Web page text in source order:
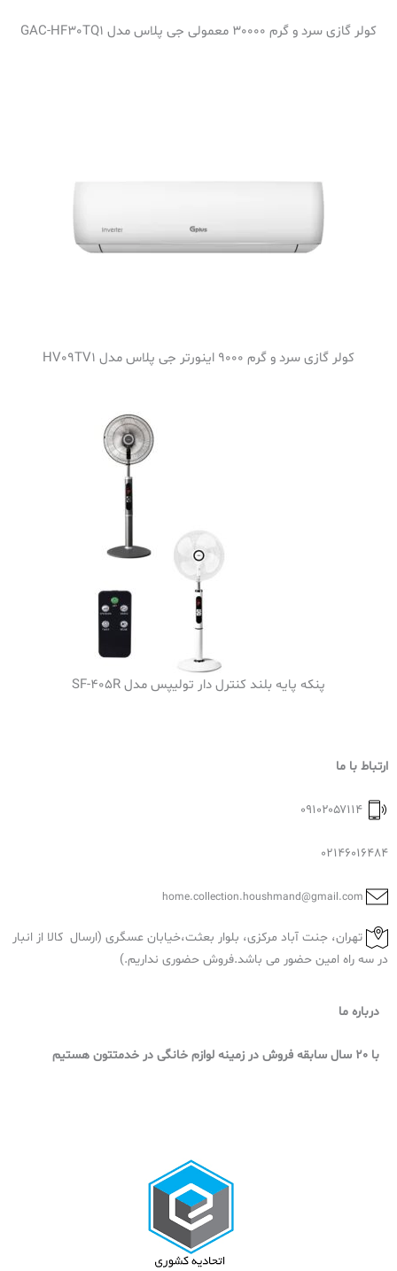
کولر گازی سرد و گرم 30000 معمولی جی پلاس مدل GAC-HF30TQ1
کولر گازی سرد و گرم 9000 اینورتر جی پلاس مدل HV09TV1
پنکه پایه بلند کنترل دار تولیپس مدل SF-405R
ارتباط با ما
02146016484
تهران، جنت آباد مرکزی، بلوار بعثت،خیابان عسگری (ارسال کالا از انبار
در سه راه امین حضور می باشد.فروش حضوری نداریم.)
درباره ما
با 20 سال سابقه فروش در زمینه لوازم خانگی در خدمتتون هستیم